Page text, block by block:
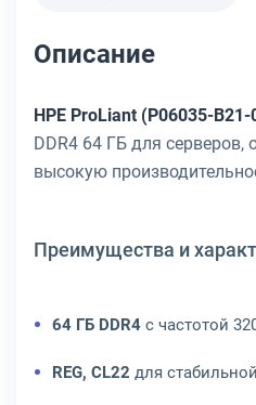
Описание
HPE ProLiant (P06035-B21-
DDR4 64 ГБ для
высокую
Преимущества и
64 ГБ DDR4 с частотой
REG, CL22 для